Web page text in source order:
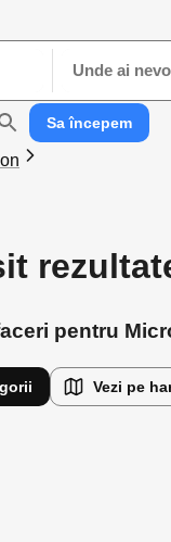
Unde ai
Sa începem
pentru
Vezi pe